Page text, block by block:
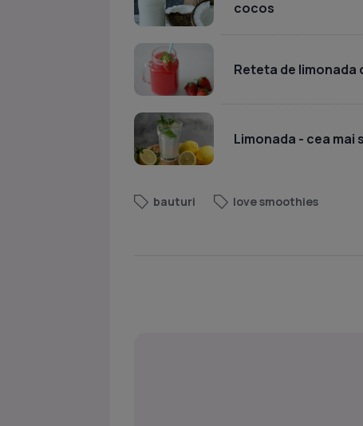
cocos
Reteta de
Limonada - cea mai
bauturi love smoothies